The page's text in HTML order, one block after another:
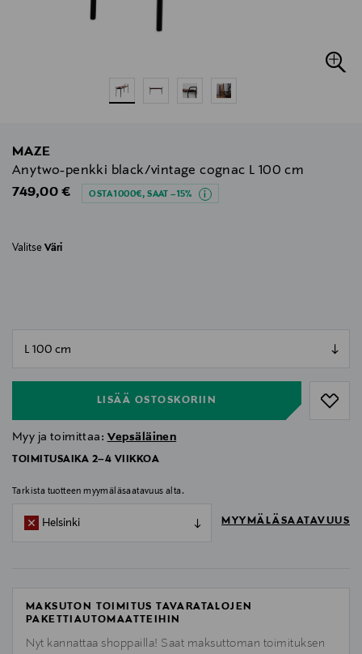
MAZE
Anytwo-penkki black/vintage cognac L 100 cm
Original Price
749,00 € OSTA 1000€, SAAT –15%
Valitse Väri
LISÄÄ OSTOSKORIIN
Myy ja toimittaa: Vepsäläinen
TOIMITUSAIKA 2–4 VIIKKOA
Tarkista tuotteen myymäläsaatavuus alta.
Helsinki MYYMÄLÄSAATAVUUS
MAKSUTON TOIMITUS TAVARATALOJEN
PAKETTIAUTOMAATTEIHIN
Nyt kannattaa shoppailla! Saat maksuttoman toimituksen